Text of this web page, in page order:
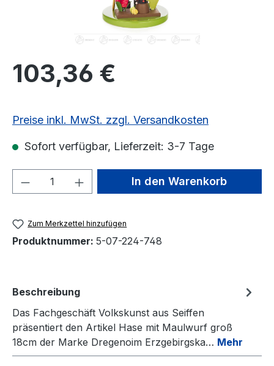
Regulärer Preis:
103,36 €
Preise inkl. MwSt. zzgl. Versandkosten
Sofort verfügbar, Lieferzeit: 3-7 Tage
Produkt Anzahl: Gib denIn den Warenkorb
Zum Merkzettel hinzufügen
Produktnummer: 5-07-224-748
Beschreibung
Das Fachgeschäft Volkskunst aus Seiffen
präsentiert den Artikel Hase mit Maulwurf groß
18cm der Marke Dregenoim Erzgebirgska… Mehr